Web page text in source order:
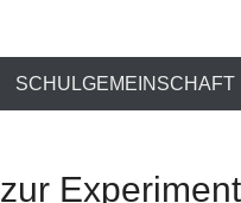
SCHULGEMEINSCHAFT